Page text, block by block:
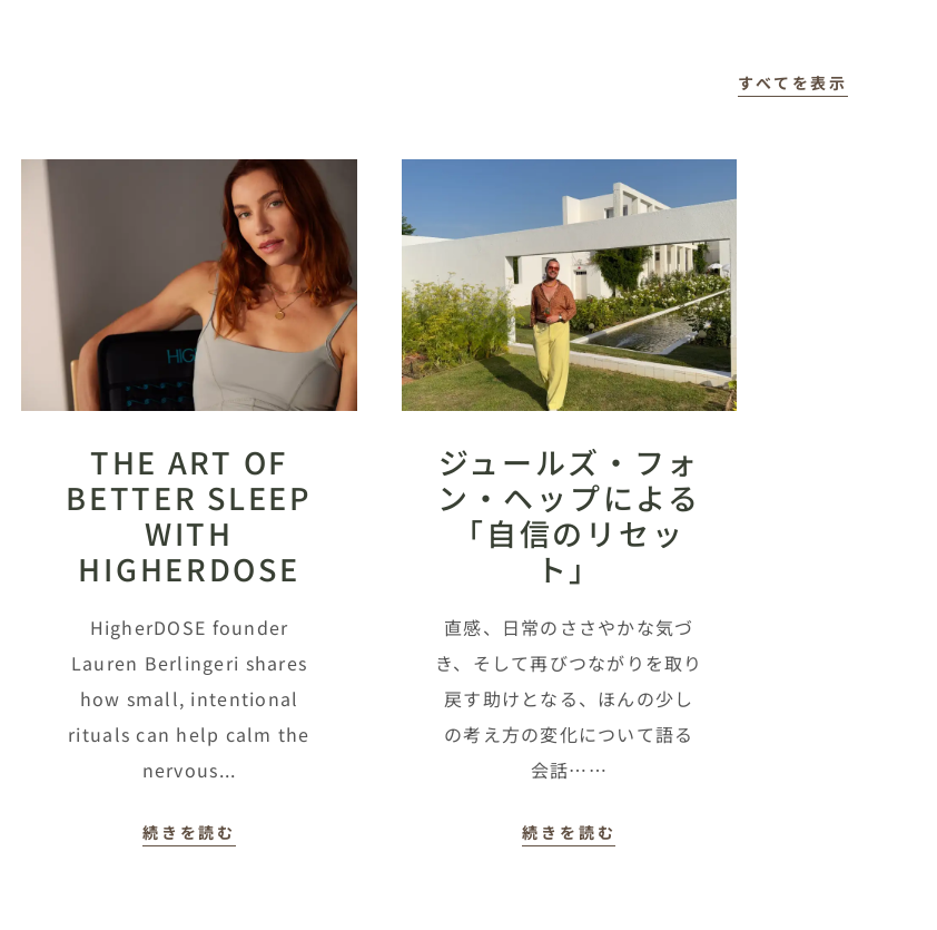
すべてを表示
THE ART OF
BETTER SLEEP
WITH
HIGHERDOSE
HigherDOSE founder
Lauren Berlingeri shares
how small, intentional
rituals can help calm the
nervous...
続きを読む
ジュールズ・フォ
ン・ヘップによる
「自信のリセッ
ト」
直感、日常のささやかな気づ
き、そして再びつながりを取り
戻す助けとなる、ほんの少し
の考え方の変化について語る
会話……
続きを読む